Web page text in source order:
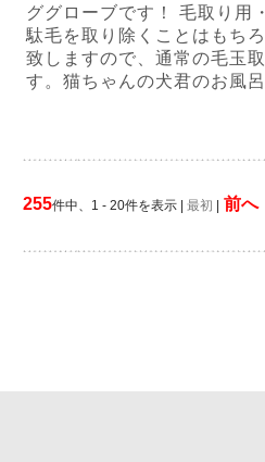
ググローブです！ 毛取り用
駄毛を取り除くことはもち
致しますので、通常の毛玉
す。猫ちゃんの犬君のお風
255件中、1 - 20件を表示 | 最初 前へ